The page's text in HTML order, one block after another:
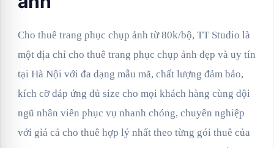
Cho thuê trang phục chụp ảnh từ 80k/bộ, TT Studio là
một địa chỉ cho thuê trang phục chụp ảnh đẹp và uy tín
tại Hà Nội với đa dạng mẫu mã, chất lượng đảm bảo,
kích cỡ đáp ứng đủ size cho mọi khách hàng cùng đội
ngũ nhân viên phục vụ nhanh chóng, chuyên nghiệp
với giá cả cho thuê hợp lý nhất theo từng gói thuê của